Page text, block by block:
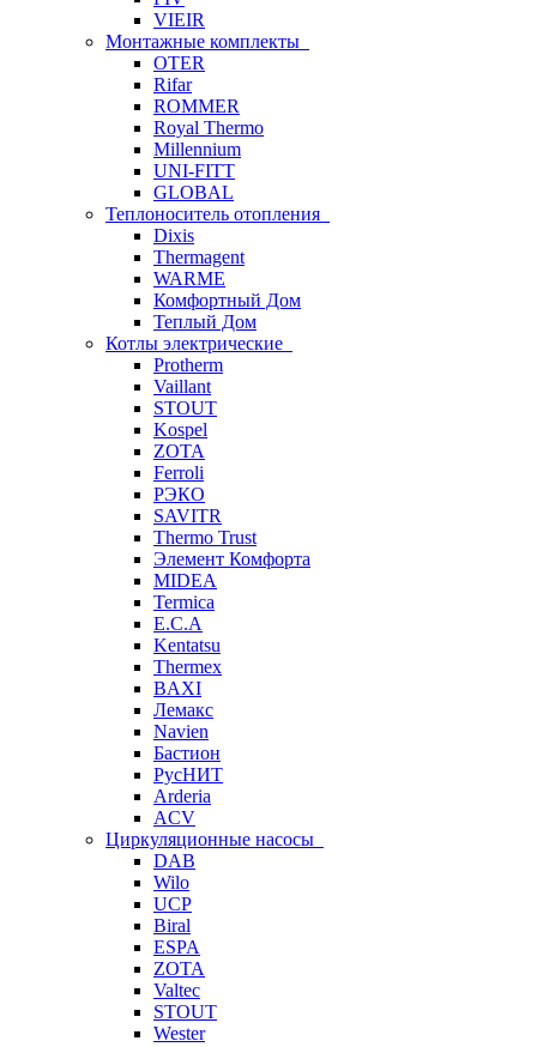
VIEIR
Монтажные комплекты
OTER
Rifar
ROMMER
Royal Thermo
Millennium
UNI-FITT
GLOBAL
Теплоноситель отопления
Dixis
Thermagent
WARME
Комфортный Дом
Теплый Дом
Котлы электрические
Protherm
Vaillant
STOUT
Kospel
ZOTA
Ferroli
РЭКО
SAVITR
Thermo Trust
Элемент Комфорта
MIDEA
Termica
E.C.A
Kentatsu
Thermex
BAXI
Лемакс
Navien
Бастион
РусНИТ
Arderia
ACV
Циркуляционные насосы
DAB
Wilo
UCP
Biral
ESPA
ZOTA
Valtec
STOUT
Wester